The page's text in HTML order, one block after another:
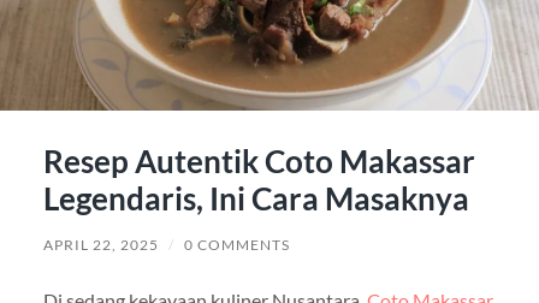
Resep Autentik Coto Makassar
Legendaris, Ini Cara Masaknya
APRIL 22, 2025 / 0 COMMENTS